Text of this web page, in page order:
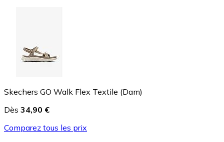
Skechers GO Walk Flex Textile (Dam)
Dès 34,90 €
Comparez tous les prix